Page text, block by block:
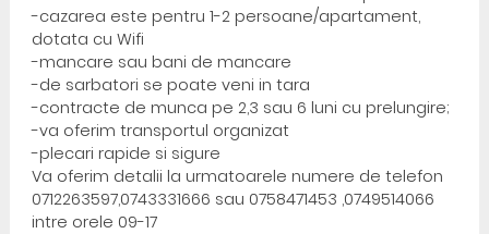
-cazarea este pentru 1-2 persoane/apartament,
dotata cu Wifi
-mancare sau bani de mancare
-de sarbatori se poate veni in tara
-contracte de munca pe 2,3 sau 6 luni cu prelungire;
-va oferim transportul organizat
-plecari rapide si sigure
Va oferim detalii la urmatoarele numere de telefon
0712263597,0743331666 sau 0758471453 ,0749514066
intre orele 09-17